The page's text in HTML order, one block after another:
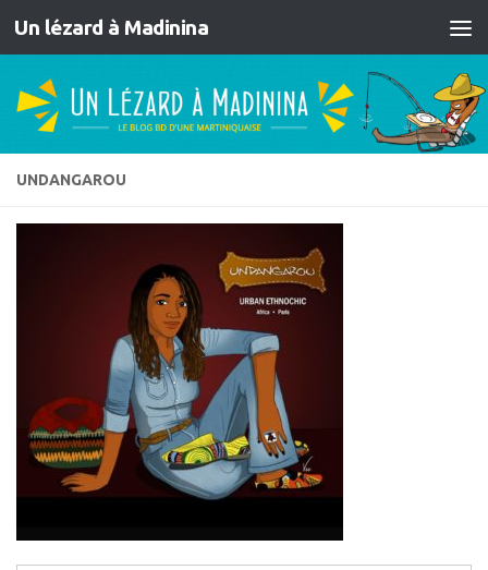
Skip to content
Un lézard à Madinina
UNDANGAROU